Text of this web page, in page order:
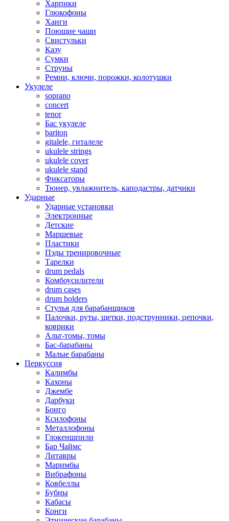
Харпики
Глюкофоны
Ханги
Поющие чаши
Свистульки
Казу
Сумки
Струны
Ремни, ключи, порожки, колотушки
Укулеле
soprano
concert
tenor
Бас укулеле
bariton
gitalele, гиталеле
ukulele strings
ukulele cover
ukulele stand
Фиксаторы
Тюнер, увлажнитель, каподастры, датчики
Ударные
Ударные установки
Электронные
Детские
Маршевые
Пластики
Пэды тренировочные
Тарелки
drum pedals
Комбоусилители
drum cases
drum holders
Стулья для барабанщиков
Палочки, руты, щетки, подструнники, цепочки,
коврики
Альт-томы, томы
Бас-барабаны
Малые барабаны
Перкуссия
Калимбы
Кахоны
Джембе
Дарбуки
Бонго
Ксилофоны
Металлофоны
Глокеншпили
Бар Чаймс
Литавры
Маримбы
Вибрафоны
Ковбеллы
Бубны
Кабасы
Конги